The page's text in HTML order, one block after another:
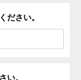
ださい。
い。